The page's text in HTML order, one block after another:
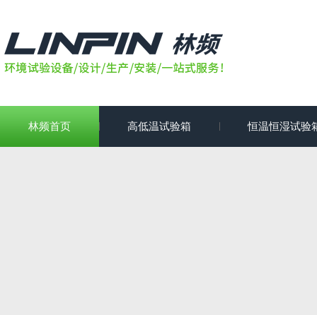
林频首页 高低温试验箱 恒温恒湿试验